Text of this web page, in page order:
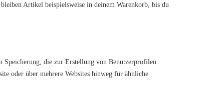
Artikel beispielsweise in deinem Warenkorb, bis du
die zur Erstellung von Benutzerprofilen
oder über mehrere Websites hinweg für ähnliche